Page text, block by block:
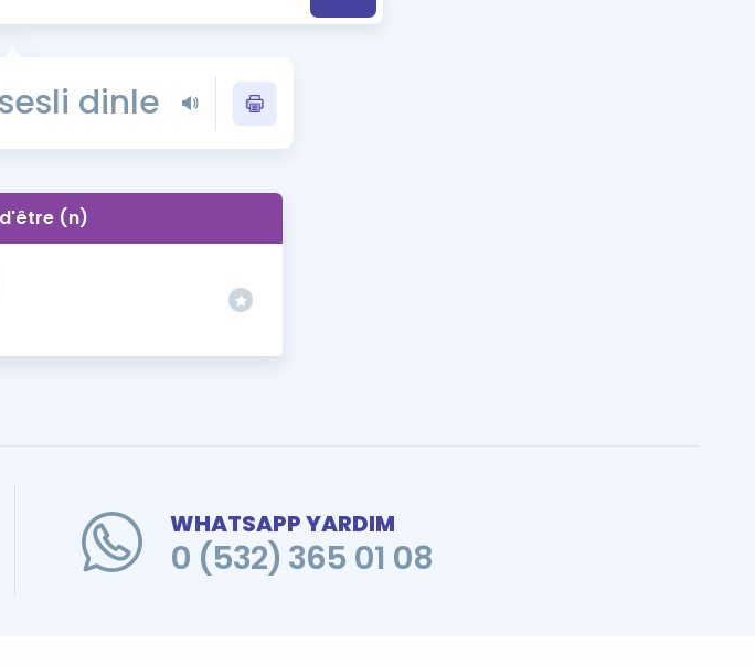
Blog
YDS - YÖKDİL Tüm Sınavlarla İlgili Haberler
İngilizce Gramer
dinle
(n)
WHATSAPP YARDIM
0 (532) 365 01 08